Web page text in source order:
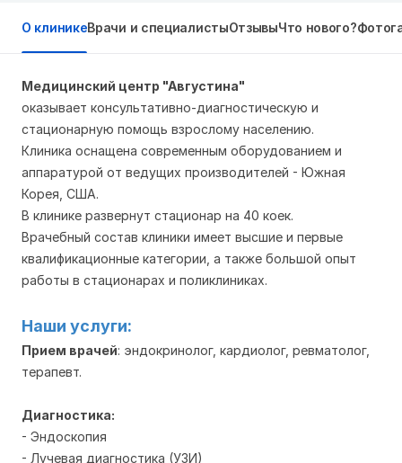
О клиникеВрачи и специалистыОтзывыЧто нового?
Медицинский центр "Августина"
оказывает консультативно-диагностическую и
стационарную помощь взрослому населению.
Клиника оснащена современным оборудованием и
аппаратурой от ведущих производителей - Южная
Корея, США.
В клинике развернут стационар на 40 коек.
Врачебный состав клиники имеет высшие и первые
квалификационные категории, а также большой опыт
работы в стационарах и поликлиниках.
Наши услуги:
Прием врачей: эндокринолог, кардиолог, ревматолог,
терапевт.
Диагностика:
- Эндоскопия
- Лучевая диагностика (УЗИ)